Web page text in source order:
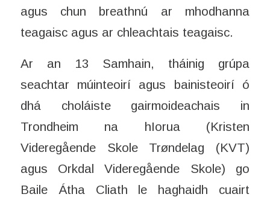
agus chun breathnú ar mhodhanna
teagaisc agus ar chleachtais teagaisc.
Ar an 13 Samhain, tháinig grúpa
seachtar múinteoirí agus bainisteoirí ó
dhá choláiste gairmoideachais in
Trondheim na hIorua (Kristen
Videregående Skole Trøndelag (KVT)
agus Orkdal Videregående Skole) go
Baile Átha Cliath le haghaidh cuairt